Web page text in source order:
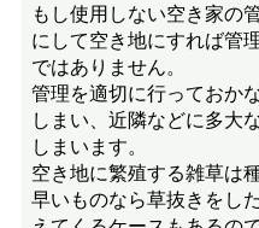
もし使用しない空き家の
にして空き地にすれば管
ではありません。
管理を適切に行っておか
しまい、近隣などに多大
しまいます。
空き地に繁殖する雑草は
早いものなら草抜きをし